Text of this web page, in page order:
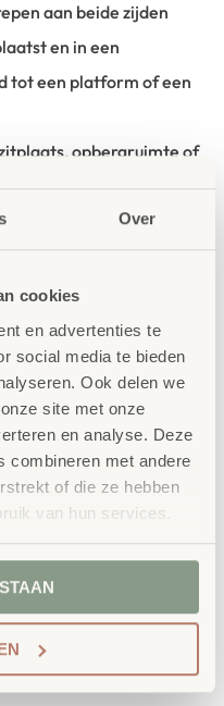
Over
cookies
en advertenties te
social media te bieden
Ook delen we
site met onze
en analyse. Deze
combineren met andere
of die ze hebben
van hun services.
aan beide zijden
en in een
tot een platform of een
opbergruimte of
veilig op elkaar
vurenhout, 19 mm,
gelakt en voorzien van
voor rij- en
en schoenen